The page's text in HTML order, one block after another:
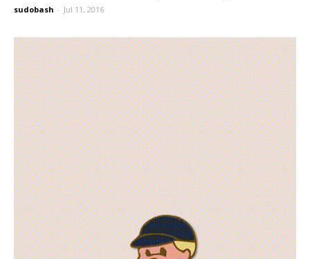
sudobash - Jul 11, 2016